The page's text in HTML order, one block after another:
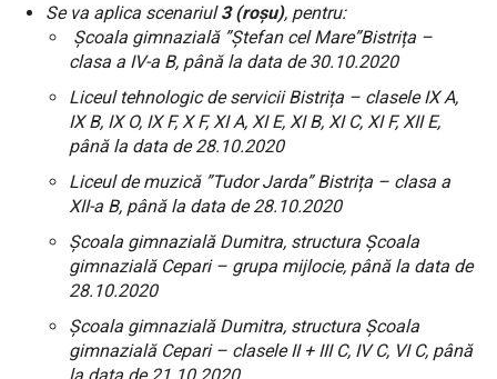
Se va aplica scenariul3 (roșu), pentru:
Școala gimnazială ”Ștefan cel Mare”Bistrița –
clasa a IV-a B, până la data de 30.10.2020
Liceul tehnologic de servicii Bistrița – clasele IX A,
IX B, IX O, IX F, X F, XI A, XI E, XI B, XI C, XI F, XII E,
până la data de 28.10.2020
Liceul de muzică ”Tudor Jarda” Bistrița – clasa a
XII-a B, până la data de 28.10.2020
Școala gimnazială Dumitra, structura Școala
gimnazială Cepari – grupa mijlocie, până la data de
28.10.2020
Școala gimnazială Dumitra, structura Școala
gimnazială Cepari – clasele II + III C, IV C, VI C, până